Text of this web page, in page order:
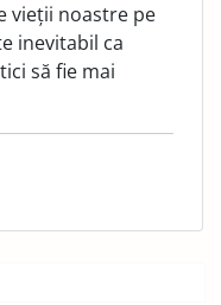
vieții noastre pe
inevitabil ca
să fie mai